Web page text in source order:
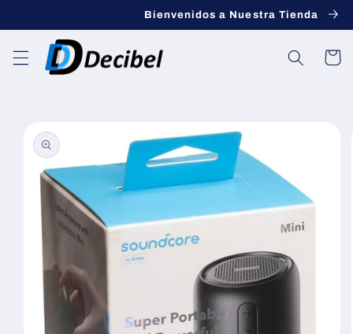
Bienvenidos a Nuestra Tienda
Carro
información
producto